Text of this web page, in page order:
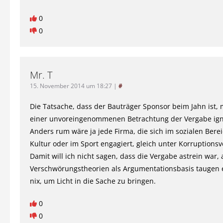
0
0
Mr. T
15. November 2014 um 18:27 | #
Die Tatsache, dass der Bauträger Sponsor beim Jahn ist,
einer unvoreingenommenen Betrachtung der Vergabe
Anders rum wäre ja jede Firma, die sich im sozialen
Kultur oder im Sport engagiert, gleich unter
Damit will ich nicht sagen, dass die Vergabe astrein war,
Verschwörungstheorien als Argumentationsbasis taugen
nix, um Licht in die Sache zu bringen.
0
0